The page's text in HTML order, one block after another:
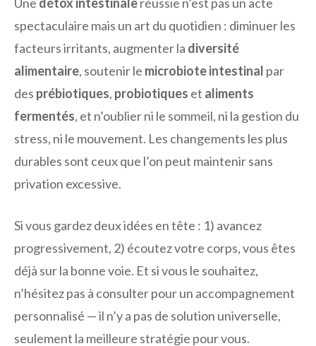
spectaculaire mais un art du quotidien : diminuer les
facteurs irritants, augmenter la diversité
alimentaire, soutenir le microbiote intestinal par
des prébiotiques, probiotiques et aliments
fermentés, et n’oublier ni le sommeil, ni la gestion du
stress, ni le mouvement. Les changements les plus
durables sont ceux que l’on peut maintenir sans
privation excessive.
Si vous gardez deux idées en tête : 1) avancez
progressivement, 2) écoutez votre corps, vous êtes
déjà sur la bonne voie. Et si vous le souhaitez,
n’hésitez pas à consulter pour un accompagnement
personnalisé — il n’y a pas de solution universelle,
seulement la meilleure stratégie pour vous.